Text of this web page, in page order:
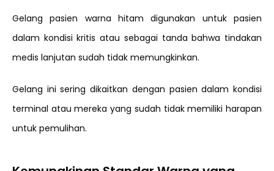
Gelang pasien warna hitam digunakan untuk pasien
dalam kondisi kritis atau sebagai tanda bahwa tindakan
medis lanjutan sudah tidak memungkinkan.
Gelang ini sering dikaitkan dengan pasien dalam kondisi
terminal atau mereka yang sudah tidak memiliki harapan
untuk pemulihan.